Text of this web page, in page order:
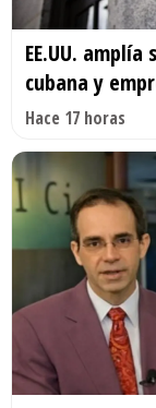
EE.UU.
cubana y
Hace 17 horas